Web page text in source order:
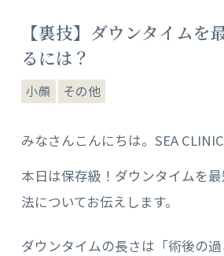
【裏技】ダウンタイムを
るには？
小顔 その他
みなさんこんにちは。SEA CLINIC
本日は保存級！ダウンタイムを
法についてお伝えします。
ダウンタイムの長さは「術後の